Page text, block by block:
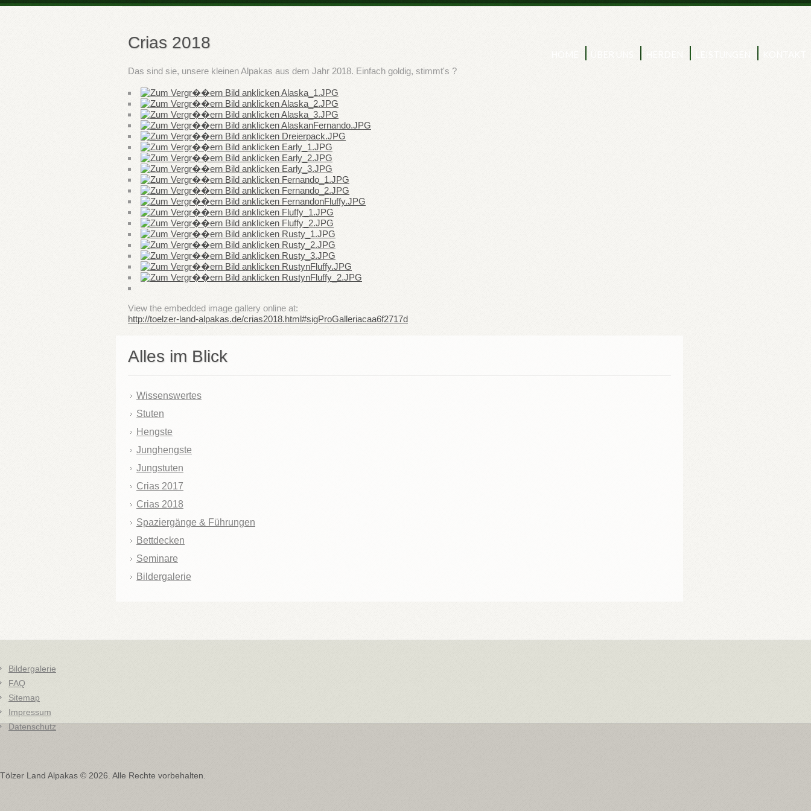
Crias 2018
Das sind sie, unsere kleinen Alpakas aus dem Jahr 2018. Einfach goldig, stimmt's ?
View the embedded image gallery online at:
http://toelzer-land-alpakas.de/crias2018.html#sigProGalleriacaa6f2717d
Alles im Blick
Wissenswertes
Stuten
Hengste
Junghengste
Jungstuten
Crias 2017
Crias 2018
Spaziergänge & Führungen
Bettdecken
Seminare
Bildergalerie
Bildergalerie
FAQ
Sitemap
Impressum
Datenschutz
Tölzer Land Alpakas © 2026. Alle Rechte vorbehalten.